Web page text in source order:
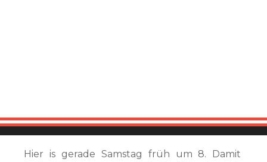
Hier is gerade Samstag früh um 8. Damit